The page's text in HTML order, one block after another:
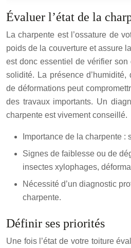
Évaluer l’état de la
La charpente est l’ossature de
poids de la couverture et assure
est donc essentiel de vérifier son
solidité. La présence d’humidité,
de déformations peut
des travaux importants. Un
charpente est vivement conseillé.
Importance de la charpente :
Signes de faiblesse ou de
insectes xylophages,
Nécessité d’un diagnostic
charpente.
Définir ses priorités
Une fois l’état de votre toiture